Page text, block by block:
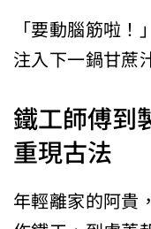
「要動腦筋啦
注入下一鍋甘蔗
鐵工師傅
重現古法
年輕離家的阿